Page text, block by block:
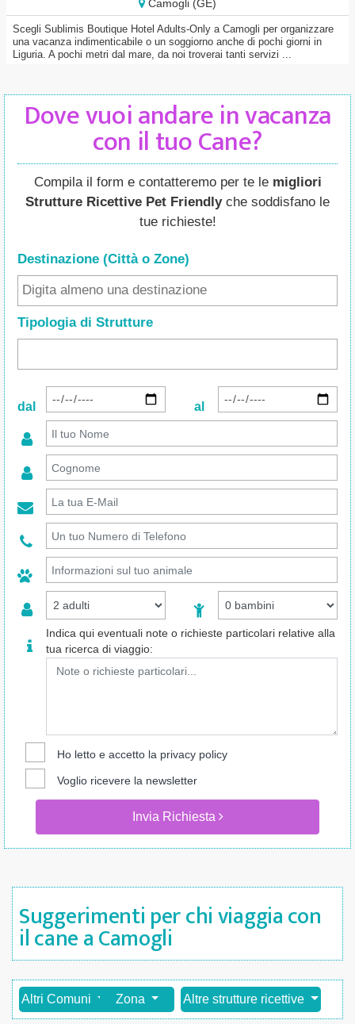
Camogli (GE)
Scegli Sublimis Boutique Hotel Adults-Only a Camogli per organizzare
una vacanza indimenticabile o un soggiorno anche di pochi giorni in
Liguria. A pochi metri dal mare, da noi troverai tanti servizi ...
Dove vuoi andare in vacanza
con il tuo Cane?
Compila il form e contatteremo per te le migliori
Strutture Ricettive Pet Friendlyche soddisfano le
tue richieste!
Destinazione (Città o Zone)
Tipologia di Strutture
dal al
Indica qui eventuali note o richieste particolari relative alla
tua ricerca di viaggio:
Ho letto e accetto la privacy policy
Voglio ricevere la newsletter
Invia Richiesta
Suggerimenti per chi viaggia con
il cane a Camogli
Altri Comuni Zona Altre strutture ricettive